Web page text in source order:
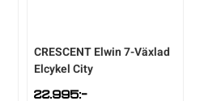
CRESCENTElwin 7-Växlad
Elcykel City
22.995:-